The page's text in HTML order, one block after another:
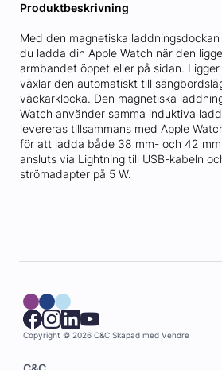
Produktbeskrivning
Med den magnetiska
du ladda din Apple Watch när den
armbandet öppet eller på sidan.
växlar den automatiskt till
väckarklocka. Den magnetiska
Watch använder samma induktiva
levereras tillsammans med Apple
för att ladda både 38 mm- och 42
ansluts via Lightning till USB-kabeln
strömadapter på 5 W.
Copyright © 2026 C&C Skapad med Vendre